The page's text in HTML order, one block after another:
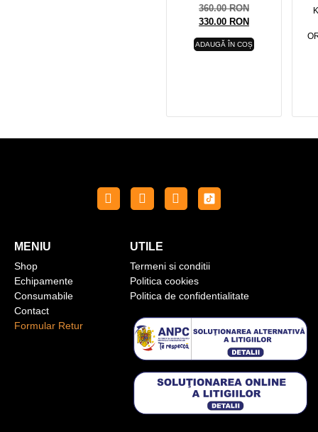
360.00RON
330.00 RON
ADAUGĂ ÎN COȘ
MENIU
Shop
Echipamente
Consumabile
Contact
Formular Retur
UTILE
Termeni si conditii
Politica cookies
Politica de confidentialitate